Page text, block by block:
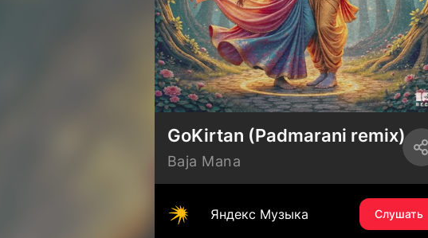
GoKirtan (Padmarani remiх)
Baja Mana
Яндекс Музыка Слушать